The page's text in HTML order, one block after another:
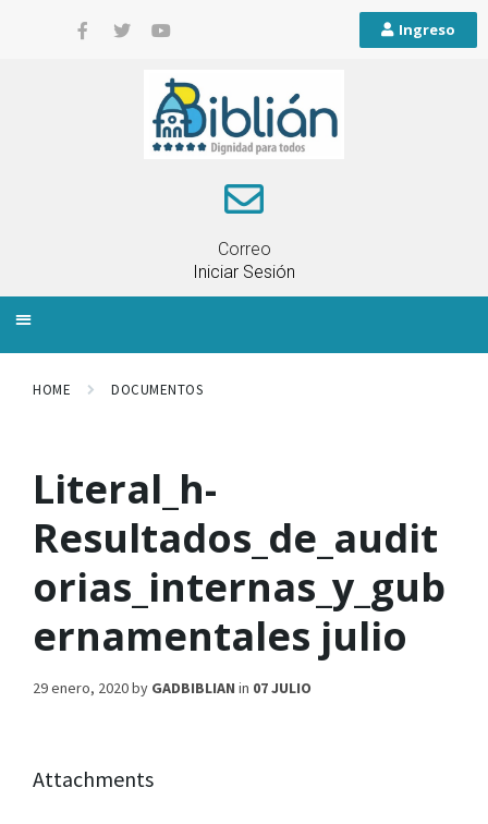
Ingreso
Correo
Iniciar Sesión
HOME DOCUMENTOS
Literal_h-
Resultados_de_audit
orias_internas_y_gub
ernamentales julio
29 enero, 2020by GADBIBLIAN in 07 JULIO
Attachments